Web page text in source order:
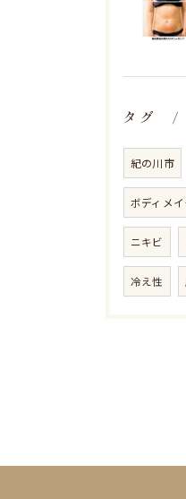
タグ
紀の川市
ボディメイ
ニキビ
冷え性